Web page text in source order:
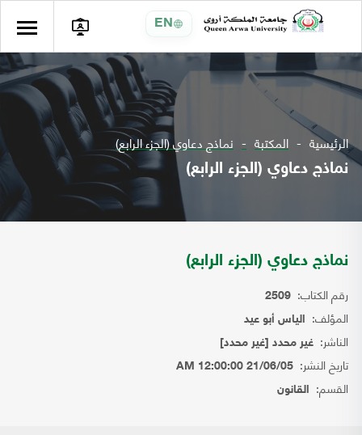
EN
الرئيسية المكتبة نماذج دعاوي (الجزء الرابع)
نماذج دعاوي (الجزء الرابع)
نماذج دعاوي (الجزء الرابع)
رقم الكتاب: 2509
المؤلف: الياس أبو عيد
الناشر: غير محدد [غير محدد]
تاريخ النشر: 21/06/05 12:00:00 AM
القسم: القانون